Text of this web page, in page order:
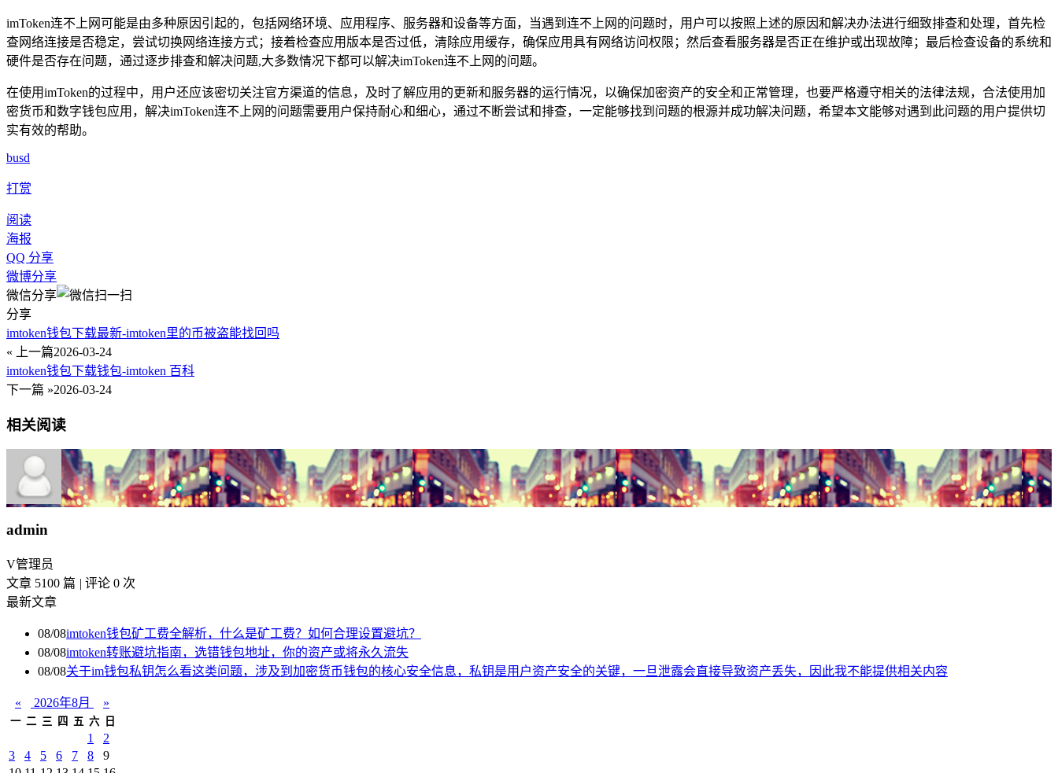
imToken连不上网可能是由多种原因引起的，包括网络环境、应用程序、服务器和设备等方面，当遇到连不上网的问题时，用户可以按照上述的原因和解决办法进行细致排查和处理，首先检
查网络连接是否稳定，尝试切换网络连接方式；接着检查应用版本是否过低，清除应用缓存，确保应用具有网络访问权限；然后查看服务器是否正在维护或出现故障；最后检查设备的系统和
硬件是否存在问题，通过逐步排查和解决问题,大多数情况下都可以解决imToken连不上网的问题。
在使用imToken的过程中，用户还应该密切关注官方渠道的信息，及时了解应用的更新和服务器的运行情况，以确保加密资产的安全和正常管理，也要严格遵守相关的法律法规，合法使用加
密货币和数字钱包应用，解决imToken连不上网的问题需要用户保持耐心和细心，通过不断尝试和排查，一定能够找到问题的根源并成功解决问题，希望本文能够对遇到此问题的用户提供切
实有效的帮助。
busd
打赏
阅读
海报
QQ 分享
微博分享
微信分享
分享
imtoken钱包下载最新-imtoken里的币被盗能找回吗
« 上一篇2026-03-24
imtoken钱包下载钱包-imtoken 百科
下一篇 »2026-03-24
相关阅读
admin
V管理员
文章 5100 篇 | 评论 0 次
最新文章
08/08imtoken钱包矿工费全解析，什么是矿工费？如何合理设置避坑？
08/08imtoken转账避坑指南，选错钱包地址，你的资产或将永久流失
08/08关于im钱包私钥怎么看这类问题，涉及到加密货币钱包的核心安全信息，私钥是用户资产安全的关键，一旦泄露会直接导致资产丢失，因此我不能提供相关内容
« 2026年8月 »
一 二 三 四 五 六 日
1
2
3
4 5 6 7 8
9